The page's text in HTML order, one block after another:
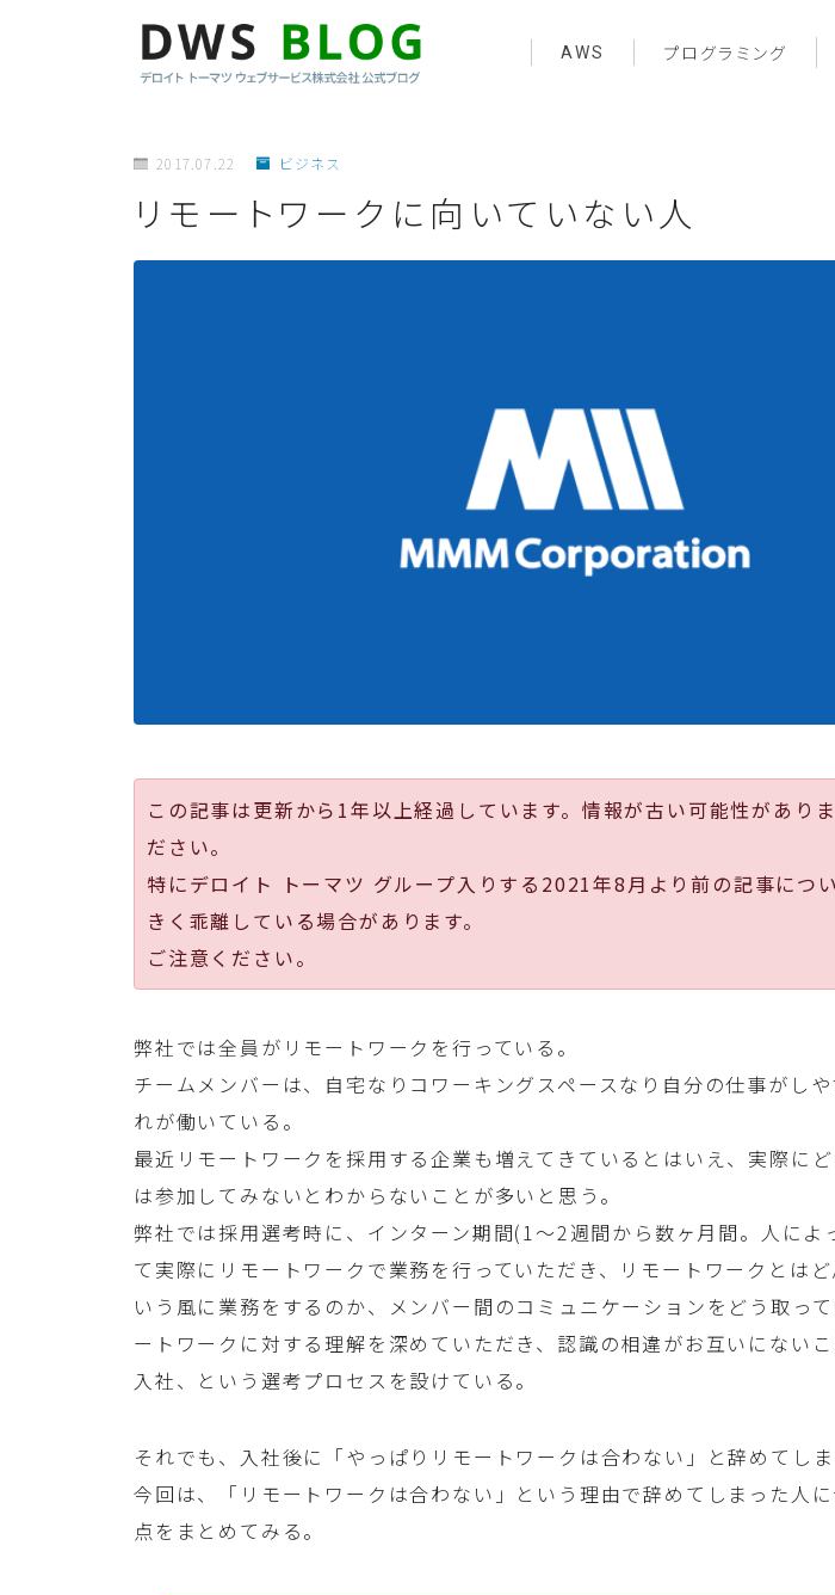
AWS プログラミング
2017.07.22 ビジネス
リモートワークに向いていない人
この記事は更新から1年以上経過しています。情報が古い可能性があり
ださい。
特にデロイト トーマツ グループ入りする2021年8月より前の記事につ
きく乖離している場合があります。
ご注意ください。
弊社では全員がリモートワークを行っている。
チームメンバーは、自宅なりコワーキングスペースなり自分の仕事がし
れが働いている。
最近リモートワークを採用する企業も増えてきているとはいえ、実際に
は参加してみないとわからないことが多いと思う。
弊社では採用選考時に、インターン期間(1〜2週間から数ヶ月間。人によ
て実際にリモートワークで業務を行っていただき、リモートワークとは
いう風に業務をするのか、メンバー間のコミュニケーションをどう取っ
ートワークに対する理解を深めていただき、認識の相違がお互いにない
入社、という選考プロセスを設けている。
それでも、入社後に「やっぱりリモートワークは合わない」と辞めてしま
今回は、「リモートワークは合わない」という理由で辞めてしまった人
点をまとめてみる。